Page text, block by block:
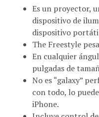
Es un proyector,
dispositivo de
dispositivo
The Freestyle
En cualquier
pulgadas de
No es “galaxy”
con todo, lo
iPhone.
Incluye control